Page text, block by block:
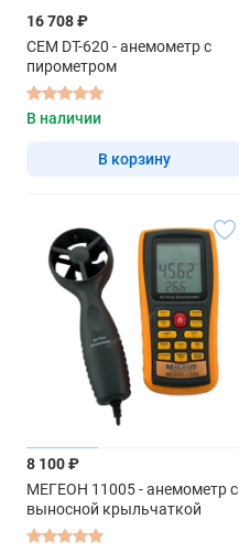
16 708 ₽
CEM DT-620 - анемометр с
пирометром
В наличии
В корзину
8 100 ₽
МЕГЕОН 11005 - анемометр с
выносной крыльчаткой